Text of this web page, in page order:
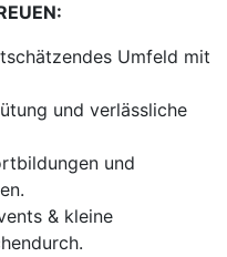
Umfeld mit
und verlässliche
und
& kleine